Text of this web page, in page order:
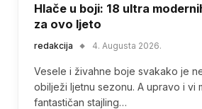
Hlače u boji: 18 ultra
za ovo ljeto
redakcija 4. Augusta 2026.
Vesele i živahne boje svakako je
obilježi ljetnu sezonu. A upravo i vi
fantastičan stajling…